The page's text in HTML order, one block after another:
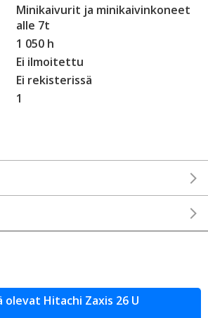
Minikaivurit ja minikaivinkoneet
alle 7t
1 050 h
Ei ilmoitettu
Ei rekisterissä
1
Hitachi Zaxis 26 U